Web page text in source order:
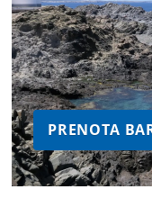
PRENOTA